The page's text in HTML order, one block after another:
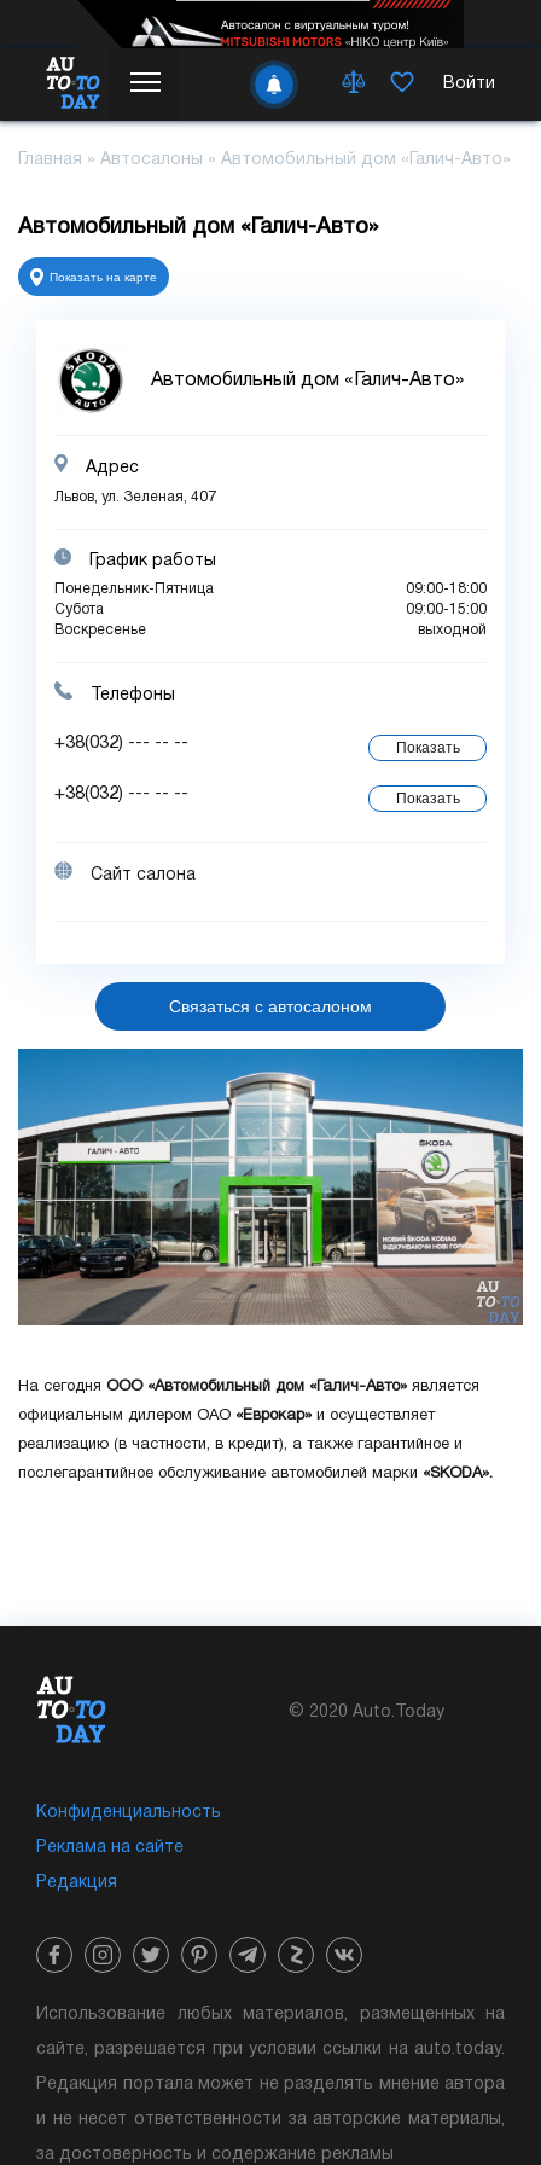
Войти
Главная » Автосалоны » Автомобильный дом «Галич-Авто»
Автомобильный дом «Галич-Авто»
Показать на карте
Автомобильный дом «Галич-Авто»
Адрес
Львов, ул. Зеленая, 407
График работы
Понедельник-Пятница
09:00-18:00
Субота
09:00-15:00
Воскресенье
выходной
Телефоны
+38(032) --- -- -- Показать
+38(032) --- -- -- Показать
Сайт салона
Связаться с автосалоном
На сегодня ООО «Автомобильный дом «Галич-Авто» является
официальным дилером ОАО «Еврокар» и осуществляет
реализацию (в частности, в кредит), а также гарантийное и
послегарантийное обслуживание автомобилей марки «SKODA».
© 2020 Auto.Today
Конфиденциальность
Реклама на сайте
Редакция
Использование любых материалов, размещенных на
сайте, разрешается при условии ссылки на auto.today.
Редакция портала может не разделять мнение автора
и не несет ответственности за авторские материалы,
за достоверность и содержание рекламы